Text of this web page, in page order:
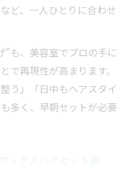
ど、一人ひとりに合わせ
”も、美容室でプロの手に
で再現性が高まります。
う」「日中もヘアスタイ
多く、早朝セットが必要
ックスヘアセット術